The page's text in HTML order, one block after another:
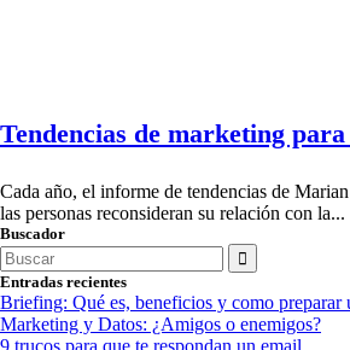
Tendencias de marketing
Cada año, el informe de tendencias de
las personas reconsideran su relación con la...
Buscador
Search
for:
Entradas recientes
Briefing: Qué es, beneficios y como preparar
Marketing y Datos: ¿Amigos o enemigos?
9 trucos para que te respondan un email